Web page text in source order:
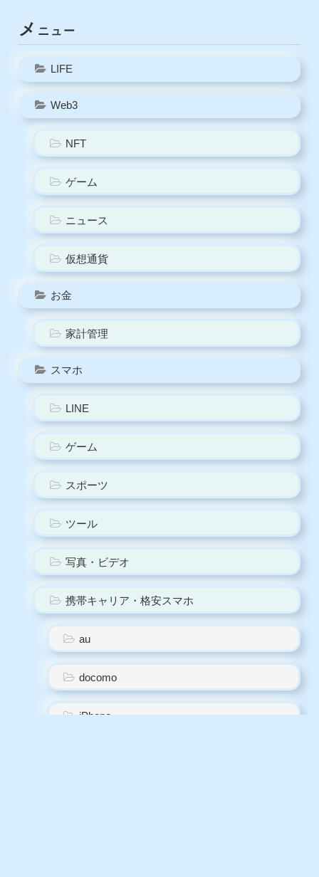
メ ニュー
LIFE
Web3
NFT
ゲーム
ニュース
仮想通貨
お金
家計管理
スマホ
LINE
ゲーム
スポーツ
ツール
写真・ビデオ
携帯キャリア・格安スマホ
au
docomo
iPhone